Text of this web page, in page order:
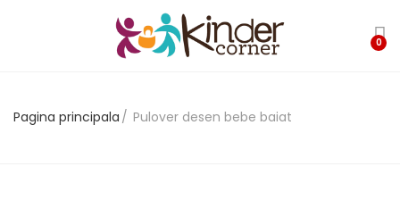
0
Pagina principala Pulover desen bebe baiat